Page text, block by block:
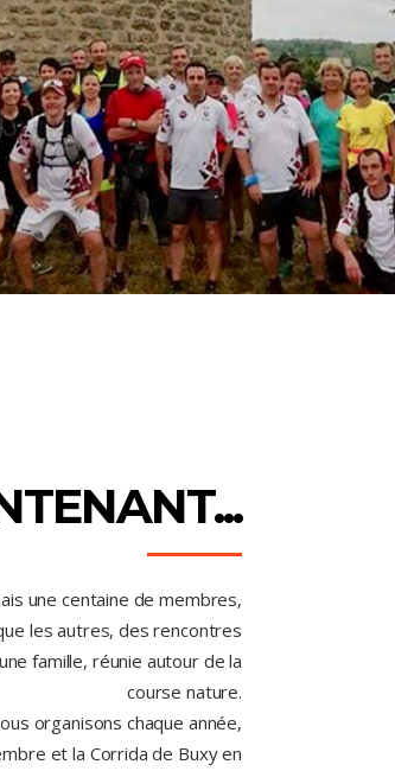
une centaine de membres,
les autres, des rencontres
famille, réunie autour de la
course nature.
organisons chaque année,
et la Corrida de Buxy en